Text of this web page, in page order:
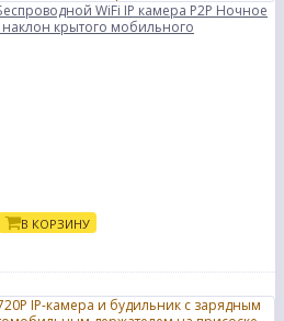
WiFi IP камера P2P Ночное
крытого мобильного
В КОРЗИНУ